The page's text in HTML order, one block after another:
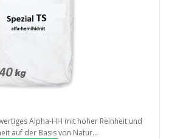
Alpha-HH mit hoher Reinheit und
auf der Basis von Natur...